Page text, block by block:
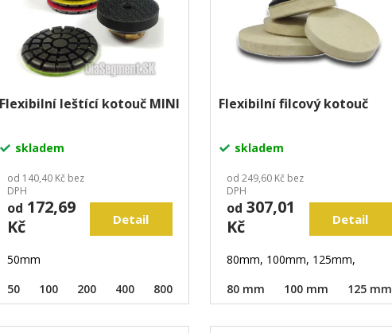
Flexibilní leštící kotouč MINI
skladem
od 140,40 Kč bez
DPH
od 172,69
Kč
Detail
50mm
50
100 200 400 800 3000 Unašeč
Flexibilní filcový kotouč
skladem
od 249,60 Kč bez
DPH
od 307,01
Kč
Detail
80mm, 100mm, 125mm,
80 mm
100 mm 125 mm